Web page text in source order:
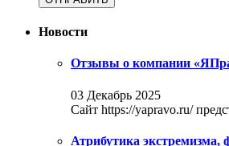
Новости
Отзывы о компании
03 Декабрь 2025
Сайт https://yapravo.ru/
Атрибутика экстремизма,